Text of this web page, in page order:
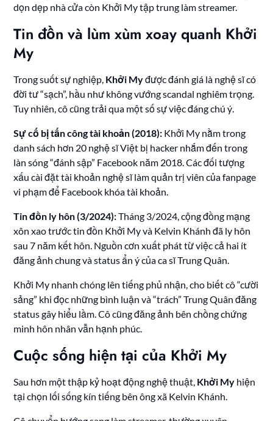
dọn dẹp nhà cửa còn Khởi My tập trung làm streamer.
Tin đồn và lùm xùm xoay quanh Khởi
My
Trong suốt sự nghiệp, Khởi Myđược đánh giá là nghệ sĩ có
đời tư “sạch”, hầu như không vướng scandal nghiêm trọng.
Tuy nhiên, cô cũng trải qua một số sự việc đáng chú ý.
Sự cố bị tấn công tài khoản (2018): Khởi My nằm trong
danh sách hơn 20 nghệ sĩ Việt bị hacker nhắm đến trong
làn sóng “đánh sập” Facebook năm 2018. Các đối tượng
xấu cài đặt tài khoản nghệ sĩ làm quản trị viên của fanpage
vi phạm để Facebook khóa tài khoản.
Tin đồn ly hôn (3/2024):Tháng 3/2024, cộng đồng mạng
xôn xao trước tin đồn Khởi My và Kelvin Khánh đã ly hôn
sau 7 năm kết hôn. Nguồn cơn xuất phát từ việc cả hai ít
đăng ảnh chung và status ẩn ý của ca sĩ Trung Quân.
Khởi My nhanh chóng lên tiếng phủ nhận, cho biết cô “cười
sảng” khi đọc những bình luận và “trách” Trung Quân đăng
status gây hiểu lầm. Cô cũng đăng ảnh bên chồng chứng
minh hôn nhân vẫn hạnh phúc.
Cuộc sống hiện tại của Khởi My
Sau hơn một thập kỷ hoạt động nghệ thuật, Khởi My hiện
tại chọn lối sống kín tiếng bên ông xã Kelvin Khánh.